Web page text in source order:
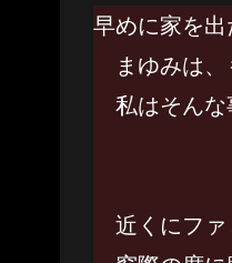
早めに家を出
まゆみは、
私はそんな
近くにファ